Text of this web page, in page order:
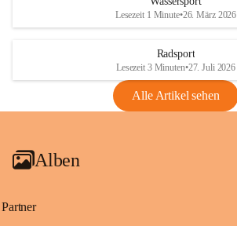
1 Seite•1,4 MB
VBl. EU Nr. 18_2026
Lesezeit 1 Minute•26. März 2026
Radsport
Lesezeit 3 Minuten•27. Juli 2026
Alle Artikel sehen
Alben
Partner